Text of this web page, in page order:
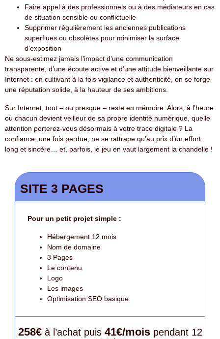
Faire appel à des professionnels ou à des médiateurs en cas
de situation sensible ou conflictuelle
Supprimer régulièrement les anciennes publications
superflues ou obsolètes pour minimiser la surface
d’exposition
Ne sous-estimez jamais l’impact d’une communication
transparente, d’une écoute active et d’une attitude bienveillante sur
Internet : en cultivant à la fois vigilance et authenticité, on se forge
une réputation solide, à la hauteur de ses ambitions.
Sur Internet, tout – ou presque – reste en mémoire. Alors, à l’heure
où chacun devient veilleur de sa propre identité numérique, quelle
attention porterez-vous désormais à votre trace digitale ? La
confiance, une fois perdue, ne se rattrape qu’au prix d’un effort
long et sincère… et, parfois, le jeu en vaut largement la chandelle !
SITE 3 PAGES
Pour un petit projet simple :
Hébergement 12 mois
Nom de domaine
3 Pages
Le contenu
Logo
Les images
Optimisation SEO basique
258€ à l’achat puis 41€/mois pendant 12